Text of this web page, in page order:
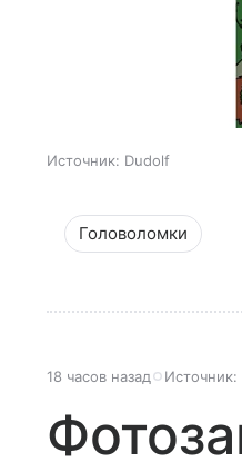
Источник: Dudolf
Головоломки
18 часов назад Источник: